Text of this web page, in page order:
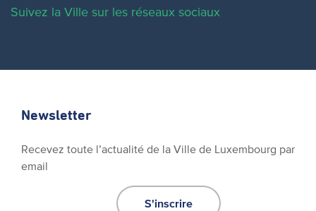
Suivez la Ville sur les réseaux sociaux
Newsletter
Recevez toute l’actualité de la Ville de Luxembourg par
email
S'inscrire